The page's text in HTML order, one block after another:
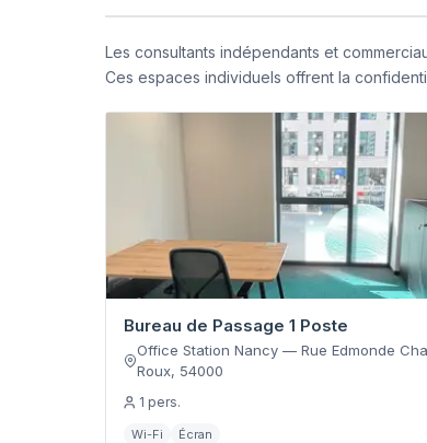
Les consultants indépendants et
Ces espaces individuels offrent la
Bureau de Passage 1 Poste
Office Station Nancy — Rue Edmonde
Roux, 54000
1 pers.
Wi-Fi Écran